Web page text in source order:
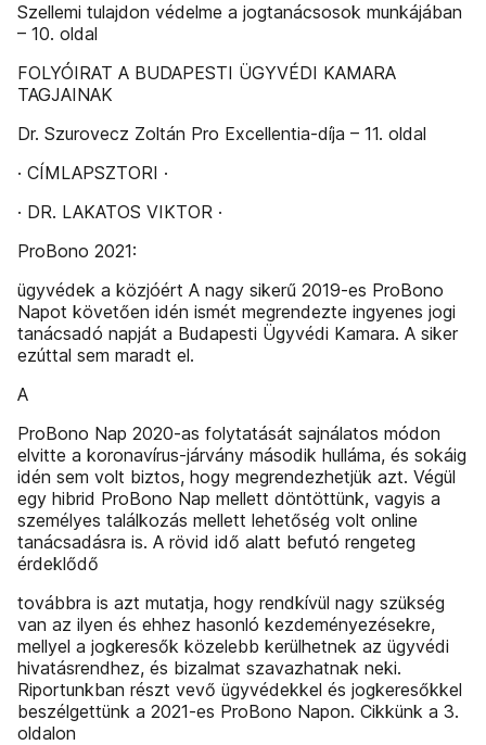
Szellemi tulajdon védelme a jogtanácsosok munkájában
– 10. oldal
FOLYÓIRAT A BUDAPESTI ÜGYVÉDI KAMARA
TAGJAINAK
Dr. Szurovecz Zoltán Pro Excellentia-díja – 11. oldal
· CÍMLAPSZTORI ·
· DR. LAKATOS VIKTOR ·
ProBono 2021:
ügyvédek a közjóért A nagy sikerű 2019-es ProBono
Napot követően idén ismét megrendezte ingyenes jogi
tanácsadó napját a Budapesti Ügyvédi Kamara. A siker
ezúttal sem maradt el.
A
ProBono Nap 2020-as folytatását sajnálatos módon
elvitte a koronavírus-járvány második hulláma, és sokáig
idén sem volt biztos, hogy megrendezhetjük azt. Végül
egy hibrid ProBono Nap mellett döntöttünk, vagyis a
személyes találkozás mellett lehetőség volt online
tanácsadásra is. A rövid idő alatt befutó rengeteg
érdeklődő
továbbra is azt mutatja, hogy rendkívül nagy szükség
van az ilyen és ehhez hasonló kezdeményezésekre,
mellyel a jogkeresők közelebb kerülhetnek az ügyvédi
hivatásrendhez, és bizalmat szavazhatnak neki.
Riportunkban részt vevő ügyvédekkel és jogkeresőkkel
beszélgettünk a 2021-es ProBono Napon. Cikkünk a 3.
oldalon